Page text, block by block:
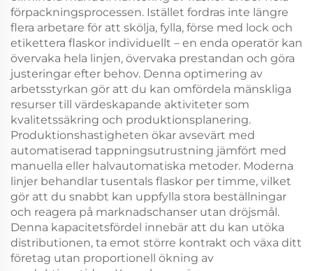
förpackningsprocessen. Istället fordras inte längre
flera arbetare för att skölja, fylla, förse med lock och
etikettera flaskor individuellt – en enda operatör kan
övervaka hela linjen, övervaka prestandan och göra
justeringar efter behov. Denna optimering av
arbetsstyrkan gör att du kan omfördela mänskliga
resurser till värdeskapande aktiviteter som
kvalitetssäkring och produktionsplanering.
Produktionshastigheten ökar avsevärt med
automatiserad tappningsutrustning jämfört med
manuella eller halvautomatiska metoder. Moderna
linjer behandlar tusentals flaskor per timme, vilket
gör att du snabbt kan uppfylla stora beställningar
och reagera på marknadschanser utan dröjsmål.
Denna kapacitetsfördel innebär att du kan utöka
distributionen, ta emot större kontrakt och växa ditt
företag utan proportionell ökning av